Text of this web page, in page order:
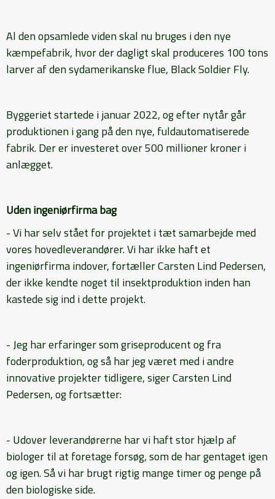
Al den opsamlede viden skal nu bruges i den nye
kæmpefabrik, hvor der dagligt skal produceres 100 tons
larver af den sydamerikanske flue, Black Soldier Fly.
Byggeriet startede i januar 2022, og efter nytår går
produktionen i gang på den nye, fuldautomatiserede
fabrik. Der er investeret over 500 millioner kroner i
anlægget.
Uden ingeniørfirma bag
- Vi har selv stået for projektet i tæt samarbejde med
vores hovedleverandører. Vi har ikke haft et
ingeniørfirma indover, fortæller Carsten Lind Pedersen,
der ikke kendte noget til insektproduktion inden han
kastede sig ind i dette projekt.
- Jeg har erfaringer som griseproducent og fra
foderproduktion, og så har jeg været med i andre
innovative projekter tidligere, siger Carsten Lind
Pedersen, og fortsætter:
- Udover leverandørerne har vi haft stor hjælp af
biologer til at foretage forsøg, som de har gentaget igen
og igen. Så vi har brugt rigtig mange timer og penge på
den biologiske side.